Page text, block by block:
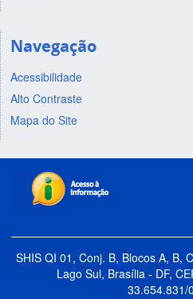
Navegação
Acessibilidade
Alto Contraste
Mapa do Site
SHIS QI 01, Conj. B, Blocos A, B,
Lago Sul, Brasília - DF,
33.654.831/